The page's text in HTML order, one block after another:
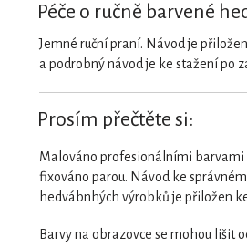
Péče o ručně barvené
Jemné ruční praní. Návod je
a podrobný návod je ke stažení po
Prosím přečtěte si:
Malováno profesionálními barvami
fixováno parou. Návod ke
hedvábnhých výrobků je přiložen
Barvy na obrazovce se mohou lišit